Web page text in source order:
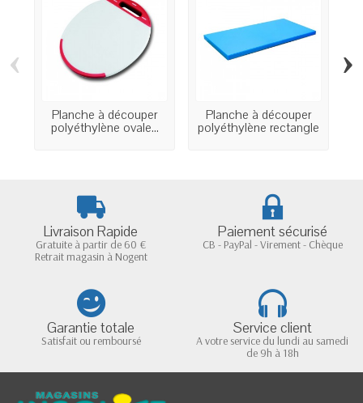
Planche à découper
polyéthylène ovale...
Planche à découper
polyéthylène rectangle
‹ ›
Livraison Rapide
Gratuite à partir de 60 €
Retrait magasin à Nogent
Paiement sécurisé
CB - PayPal - Virement - Chèque
Garantie totale
Satisfait ou remboursé
Service client
A votre service du lundi au samedi
de 9h à 18h